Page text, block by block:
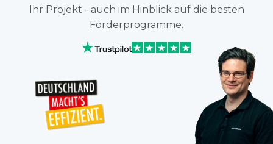
Ihr Projekt - auch im Hinblick auf die besten
Förderprogramme.